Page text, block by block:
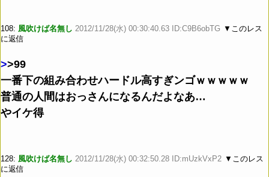
108: 風吹けば名無し 2012/11/28(水) 00:30:40.63 ID:C9B6obTG ▼このレス
に返信
>>99
一番下の組み合わせハードル高すぎンゴｗｗｗｗｗ
普通の人間はおっさんになるんだよなあ…
やイケ得
128: 風吹けば名無し 2012/11/28(水) 00:32:50.28 ID:mUzkVxP2 ▼このレス
に返信